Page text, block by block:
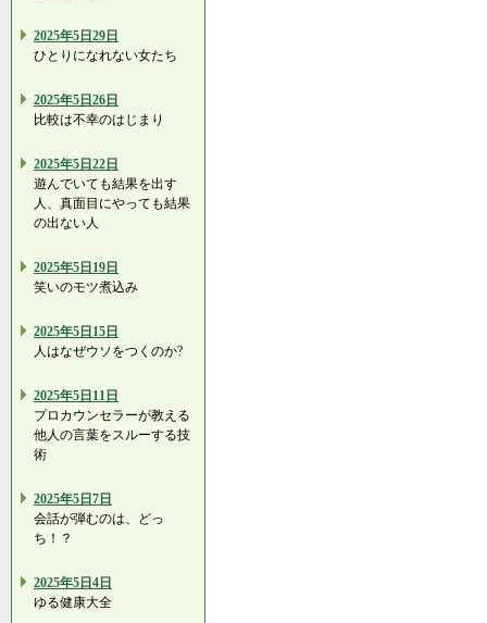
2025年5日29日
ひとりになれない女たち
2025年5日26日
比較は不幸のはじまり
2025年5日22日
遊んでいても結果を出す
人、真面目にやっても結果
の出ない人
2025年5日19日
笑いのモツ煮込み
2025年5日15日
人はなぜウソをつくのか?
2025年5日11日
プロカウンセラーが教える
他人の言葉をスルーする技
術
2025年5日7日
会話が弾むのは、どっ
ち！？
2025年5日4日
ゆる健康大全